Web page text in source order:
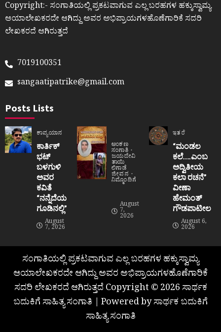
Copyright:- ಸಂಗಾತಿಯಲ್ಲಿ ಪ್ರಕಟವಾಗುವ ಎಲ್ಲ ಬರಹಗಳ ಹಕ್ಕುಸ್ವಾಮ್ಯ
ಆಯಾಲೇಖಕರದೇ ಆಗಿದ್ದು ಅವರ ಅಭಿಪ್ರಾಯಗಳಹೊಣೆಗಾರಿಕೆ ಸದರಿ
ಲೇಖಕರದೆ ಆಗಿರುತ್ತದೆ
7019100351
sangaatipatrike@gmail.com
Posts Lists
ಕಾವ್ಯಯಾನ
ಕಾರ್ತಿಕ್
ಭಟ್
ಬಳಗುಳಿ
ಅವರ
ಕವಿತೆ
“ನನ್ನೆದೆಯ
ಗೂಡಿನಲ್ಲಿ”
August
7, 2026
ಅಂಕಣ
ಸಂಗಾತಿ
ಜಯದೇವಿ
ತಾಯಿ
ಲಿಗಾಡೆ
ಜೀವನ
ನಿಮ್ಮೊಂದಿಗೆ
August
7,
2026
ಇತರೆ
“ಮಂಡಲ
ಕಲೆ….ಎಂಬ
ಅದ್ವಿತೀಯ
ಕಲಾ ರಚನೆ”‌
ವೀಣಾ
ಹೇಮಂತ್‌
ಗೌಡಪಾಟೀಲ
August 6,
2026
ಸಂಗಾತಿಯಲ್ಲಿ ಪ್ರಕಟವಾಗುವ ಎಲ್ಲ ಬರಹಗಳ ಹಕ್ಕುಸ್ವಾಮ್ಯ
ಆಯಾಲೇಖಕರದೇ ಆಗಿದ್ದು ಅವರ ಅಭಿಪ್ರಾಯಗಳಹೊಣೆಗಾರಿಕೆ
ಸದರಿ ಲೇಖಕರದೆ ಆಗಿರುತ್ತದೆ Copyright © 2026 ಸಾರ್ಥಕ
ಬದುಕಿಗೆ ಸಾಹಿತ್ಯ ಸಂಗಾತಿ | Powered by ಸಾರ್ಥಕ ಬದುಕಿಗೆ
ಸಾಹಿತ್ಯ ಸಂಗಾತಿ